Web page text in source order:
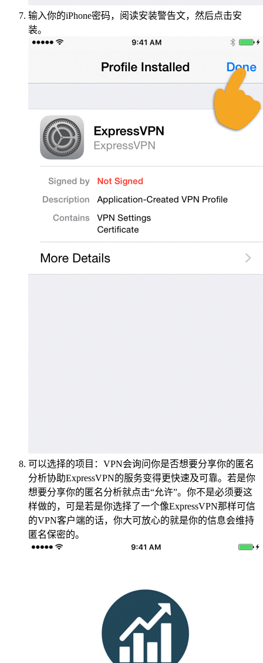
输入你的iPhone密码，阅读安装警告文，然后点击安
装。
可以选择的项目：VPN会询问你是否想要分享你的匿名
分析协助ExpressVPN的服务变得更快速及可靠。若是你
想要分享你的匿名分析就点击“允许”。你不是必须要这
样做的，可是若是你选择了一个像ExpressVPN那样可信
的VPN客户端的话，你大可放心的就是你的信息会维持
匿名保密的。